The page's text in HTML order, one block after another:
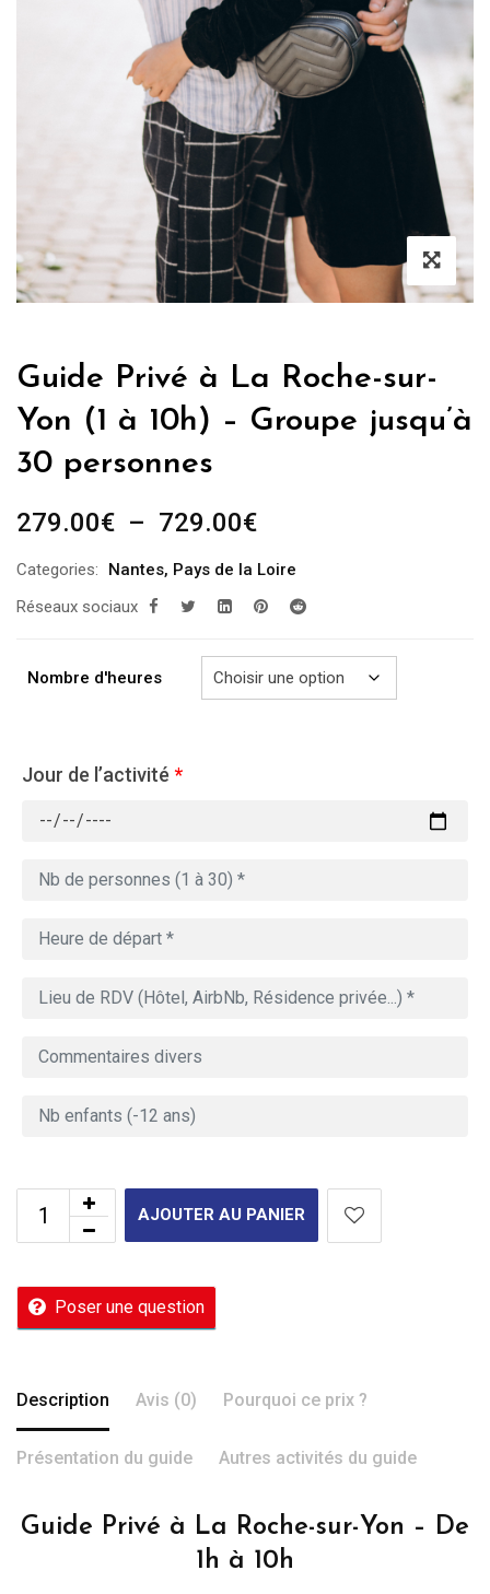
Guide Privé à La Roche-sur-
Yon (1 à 10h) – Groupe jusqu’à
30 personnes
279.00€ – 729.00€Plage
prix :
279.00€
729.00€
Categories: Nantes, Pays de la Loire
Réseaux sociaux
Nombre d'heures
Jour de l’activité *
AJOUTER AU PANIER
Poser une question
Description Avis (0) Pourquoi ce prix ?
Présentation du guide Autres activités du guide
Guide Privé à La Roche-sur-Yon – De
1h à 10h